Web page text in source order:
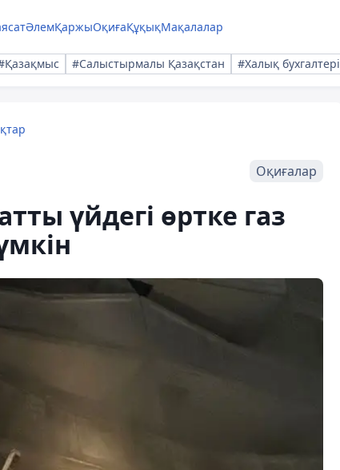
ӘлемҚаржыОқиғаҚұқықМақалалар
#Салыстырмалы Қазақстан #Халық бухгалтері
Оқиғалар
үйдегі өртке газ